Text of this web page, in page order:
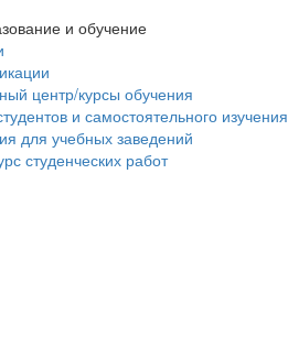
и обучение
центр/курсы обучения
и самостоятельного изучения
для учебных заведений
студенческих работ